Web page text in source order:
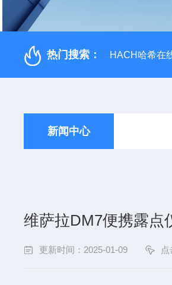
热门搜索： HACH哈希在
新闻中心
维萨拉DM7便携露点
更新时间：2025-01-09